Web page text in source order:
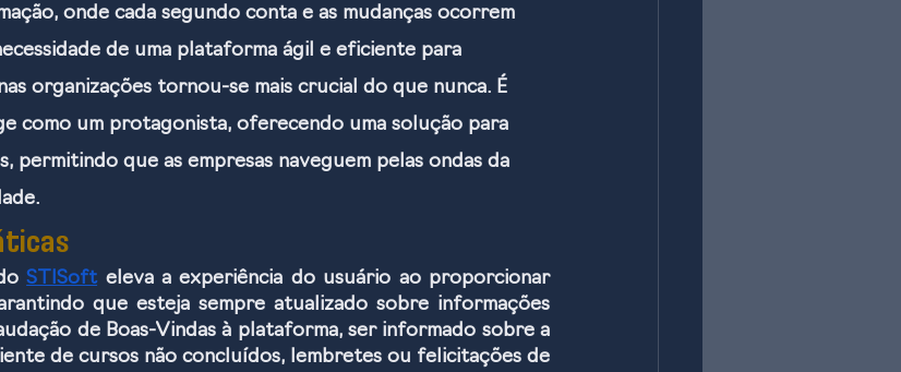
onde cada segundo conta e as mudanças ocorrem
de uma plataforma ágil e eficiente para
organizações tornou-se mais crucial do que nunca. É
como um protagonista, oferecendo uma solução para
permitindo que as empresas naveguem pelas ondas da
STISoft eleva a experiência do usuário ao proporcionar
que esteja sempre atualizado sobre informações
de Boas-Vindas à plataforma, ser informado sobre a
de cursos não concluídos, lembretes ou felicitações de